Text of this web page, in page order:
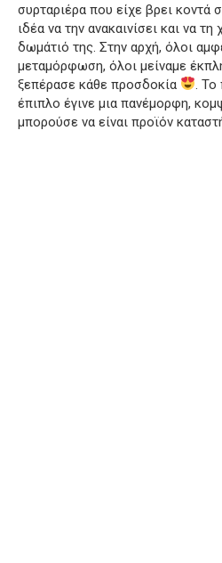
συρταριέρα που είχε βρει κοντά
ιδέα να την ανακαινίσει και να
δωμάτιό της. Στην αρχή, όλοι
μεταμόρφωση, όλοι μείναμε
ξεπέρασε κάθε προσδοκία
. Το
έπιπλο έγινε μια πανέμορφη,
μπορούσε να είναι προϊόν